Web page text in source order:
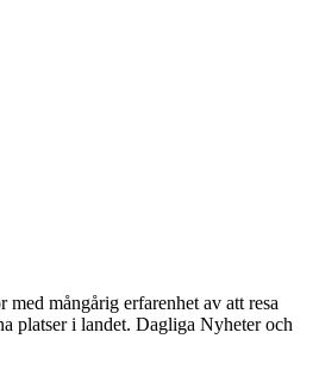
mångårig erfarenhet av att resa
platser i landet. Dagliga Nyheter och